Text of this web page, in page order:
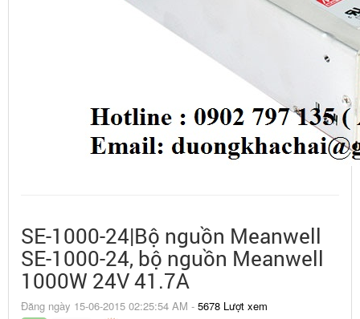
SE-1000-24|Bộ nguồn Meanwell
SE-1000-24, bộ nguồn Meanwell
1000W 24V 41.7A
Đăng ngày 15-06-2015 02:25:54 AM - 5678 Lượt xem